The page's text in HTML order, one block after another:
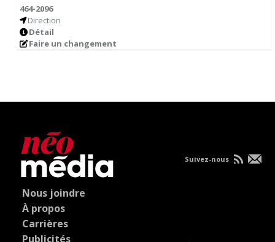
464-2096
Direction
Détail
Faire un changement
Nous joindre
À propos
Carrières
Publicités
Suivez-nous